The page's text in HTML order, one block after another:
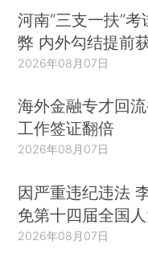
河南“三支一扶”
弊 内外勾结提前
2026年08月07日
海外金融专才回
工作签证翻倍
2026年08月07日
因严重违纪违法
免第十四届全国
2026年08月07日